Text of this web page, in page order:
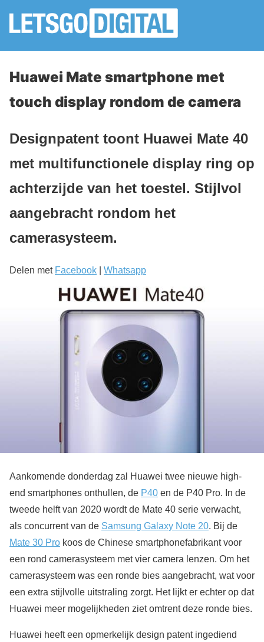
Huawei Mate smartphone met
touch display rondom de camera
Designpatent toont Huawei Mate 40
met multifunctionele display ring op
achterzijde van het toestel. Stijlvol
aangebracht rondom het
camerasysteem.
Delen met Facebook Whatsapp
Aankomende donderdag zal Huawei twee nieuwe high-
end smartphones onthullen, de P40 en de P40 Pro. In de
tweede helft van 2020 wordt de Mate 40 serie verwacht,
als concurrent van de Samsung Galaxy Note 20. Bij de
Mate 30 Pro koos de Chinese smartphonefabrikant voor
een rond camerasysteem met vier camera lenzen. Om het
camerasysteem was een ronde bies aangebracht, wat voor
een extra stijlvolle uitstraling zorgt. Het lijkt er echter op dat
Huawei meer mogelijkheden ziet omtrent deze ronde bies.
Huawei heeft een opmerkelijk design patent ingediend